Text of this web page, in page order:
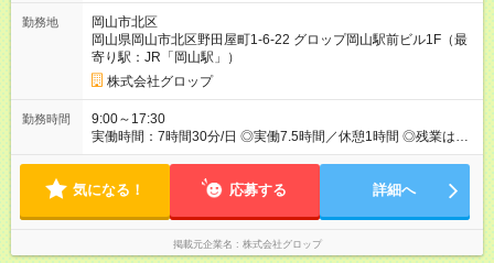
上を含みます。上記を超える時間外労働分は追加で支給しま
す。 ※給与は経験年数、マネジメント経験など、当社規定によ
り決定します。 【試用期間】試用期間あり 試用期間の長さ：2
ヶ月 雇用形態、給与は本採用時と同じです。
勤務地
岡山市北区
岡山県岡山市北区野田屋町1-6-22 グロップ岡山駅前ビル1F（最
寄り駅：JR「岡山駅」）
株式会社グロップ
勤務時間
9:00～17:30
実働時間：7時間30分/日 ◎実働7.5時間／休憩1時間 ◎残業は月
平均28.5時間です。
気になる！ 応募する 詳細へ
掲載元企業名 株式会社グロップ